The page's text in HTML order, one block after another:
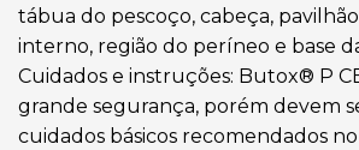
tábua do pescoço, cabeça,
interno, região do períneo e base
Cuidados e instruções: Butox® P
grande segurança, porém devem
cuidados básicos recomendados